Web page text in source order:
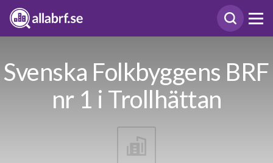
Svenska Folkbyggens BRF
nr 1 i Trollhättan